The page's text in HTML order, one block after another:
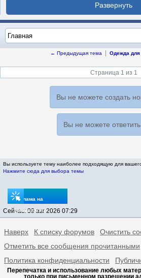
← Предыдущая тема Одежда
Страница 1 из 1
Вы не можете создать
Вы не можете
Вы используете тему наиболее подходящую для
Нажмите сюда для выбора темы
Реклама на
sptovarov.ru
Сейчас: 09 авг 2026 07:29
Наверх К списку форумов
Очистить
Отметить все сообщения прочитанными
Политика конфиденциальности